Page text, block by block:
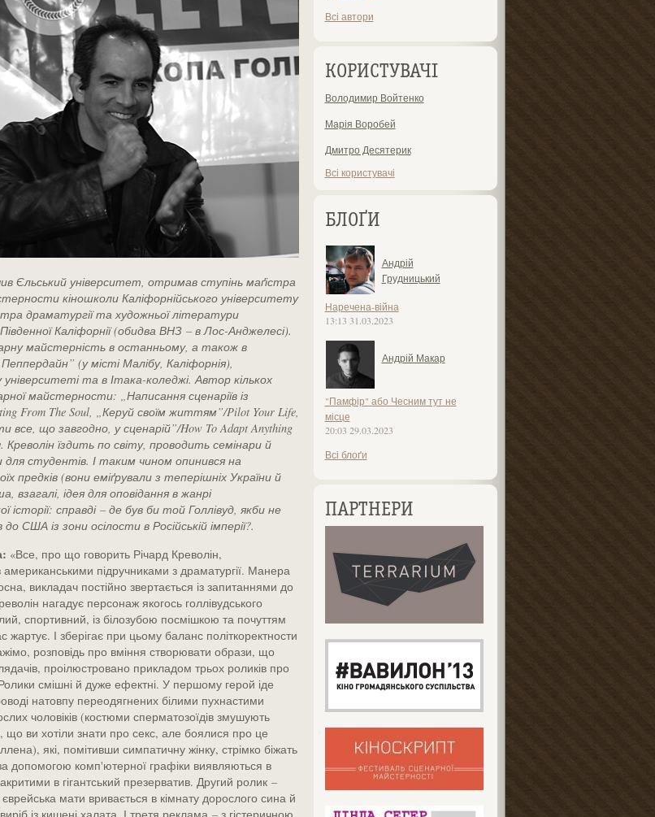
Всі автори
КОРИСТУВАЧІ
Володимир Войтенко
Марія Воробей
Дмитро Десятерик
Всі користувачі
БЛОҐИ
Андрій
Грудницький
Наречена-війна
13:13 31.03.2023
Андрій Макар
"Памфір" або Чесним тут не
місце
20:03 29.03.2023
Всі блоґи
ПАРТНЕРИ
Єльський університет, отримав ступінь маґістра
кіношколи Каліфорнійського університету
драматургії та художньої літератури
Каліфорнії (обидва ВНЗ – в Лос-Анджелесі).
майстерність в останньому, а також в
(у місті Малібу, Каліфорнія),
та в Ітака-коледжі. Автор кількох
майстерности: „Написання сценаріїв із
From The Soul, „Керуй своїм життям”/Pilot Your Life,
все, що завгодно, у сценарій”/How To Adapt Anything
Креволін їздить по світу, проводить семінари й
студентів. І таким чином опинився на
предків (вони еміґрували з теперішніх України й
взагалі, ідея для оповідання в жанрі
історії: справді – де був би той Голлівуд, якби не
до США із зони осілости в Російській імперії?.
«Все, про що говорить Річард Креволін,
американськими підручниками з драматургії. Манера
викладач постійно звертається із запитаннями до
нагадує персонаж якогось голлівудського
спортивний, із білозубою посмішкою та почуттям
жартує. І зберігає при цьому баланс політкоректности
розповідь про вміння створювати образи, що
проілюстровано прикладом трьох роликів про
смішні й дуже ефектні. У першому герой іде
натовпу переодягнених білими пухнастими
чоловіків (костюми сперматозоїдів змушують
що ви хотіли знати про секс, але боялися про це
які, помітивши симпатичну жінку, стрімко біжать
допомогою комп'ютерної графіки виявляються в
в гігантський презерватив. Другий ролик –
мати вривається в кімнату дорослого сина й